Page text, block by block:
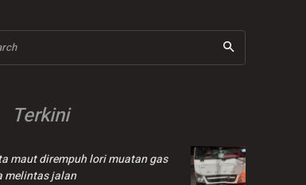
Terkini
maut dirempuh lori muatan gas
melintas jalan